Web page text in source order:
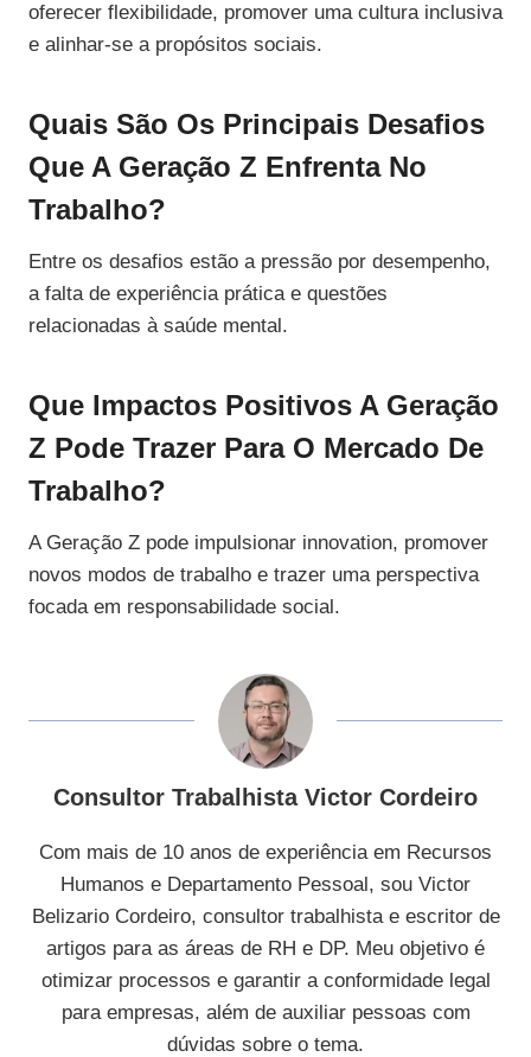
oferecer flexibilidade, promover uma cultura inclusiva
e alinhar-se a propósitos sociais.
Quais São Os Principais Desafios
Que A Geração Z Enfrenta No
Trabalho?
Entre os desafios estão a pressão por desempenho,
a falta de experiência prática e questões
relacionadas à saúde mental.
Que Impactos Positivos A Geração
Z Pode Trazer Para O Mercado De
Trabalho?
A Geração Z pode impulsionar innovation, promover
novos modos de trabalho e trazer uma perspectiva
focada em responsabilidade social.
Consultor Trabalhista Victor Cordeiro
Com mais de 10 anos de experiência em Recursos
Humanos e Departamento Pessoal, sou Victor
Belizario Cordeiro, consultor trabalhista e escritor de
artigos para as áreas de RH e DP. Meu objetivo é
otimizar processos e garantir a conformidade legal
para empresas, além de auxiliar pessoas com
dúvidas sobre o tema.